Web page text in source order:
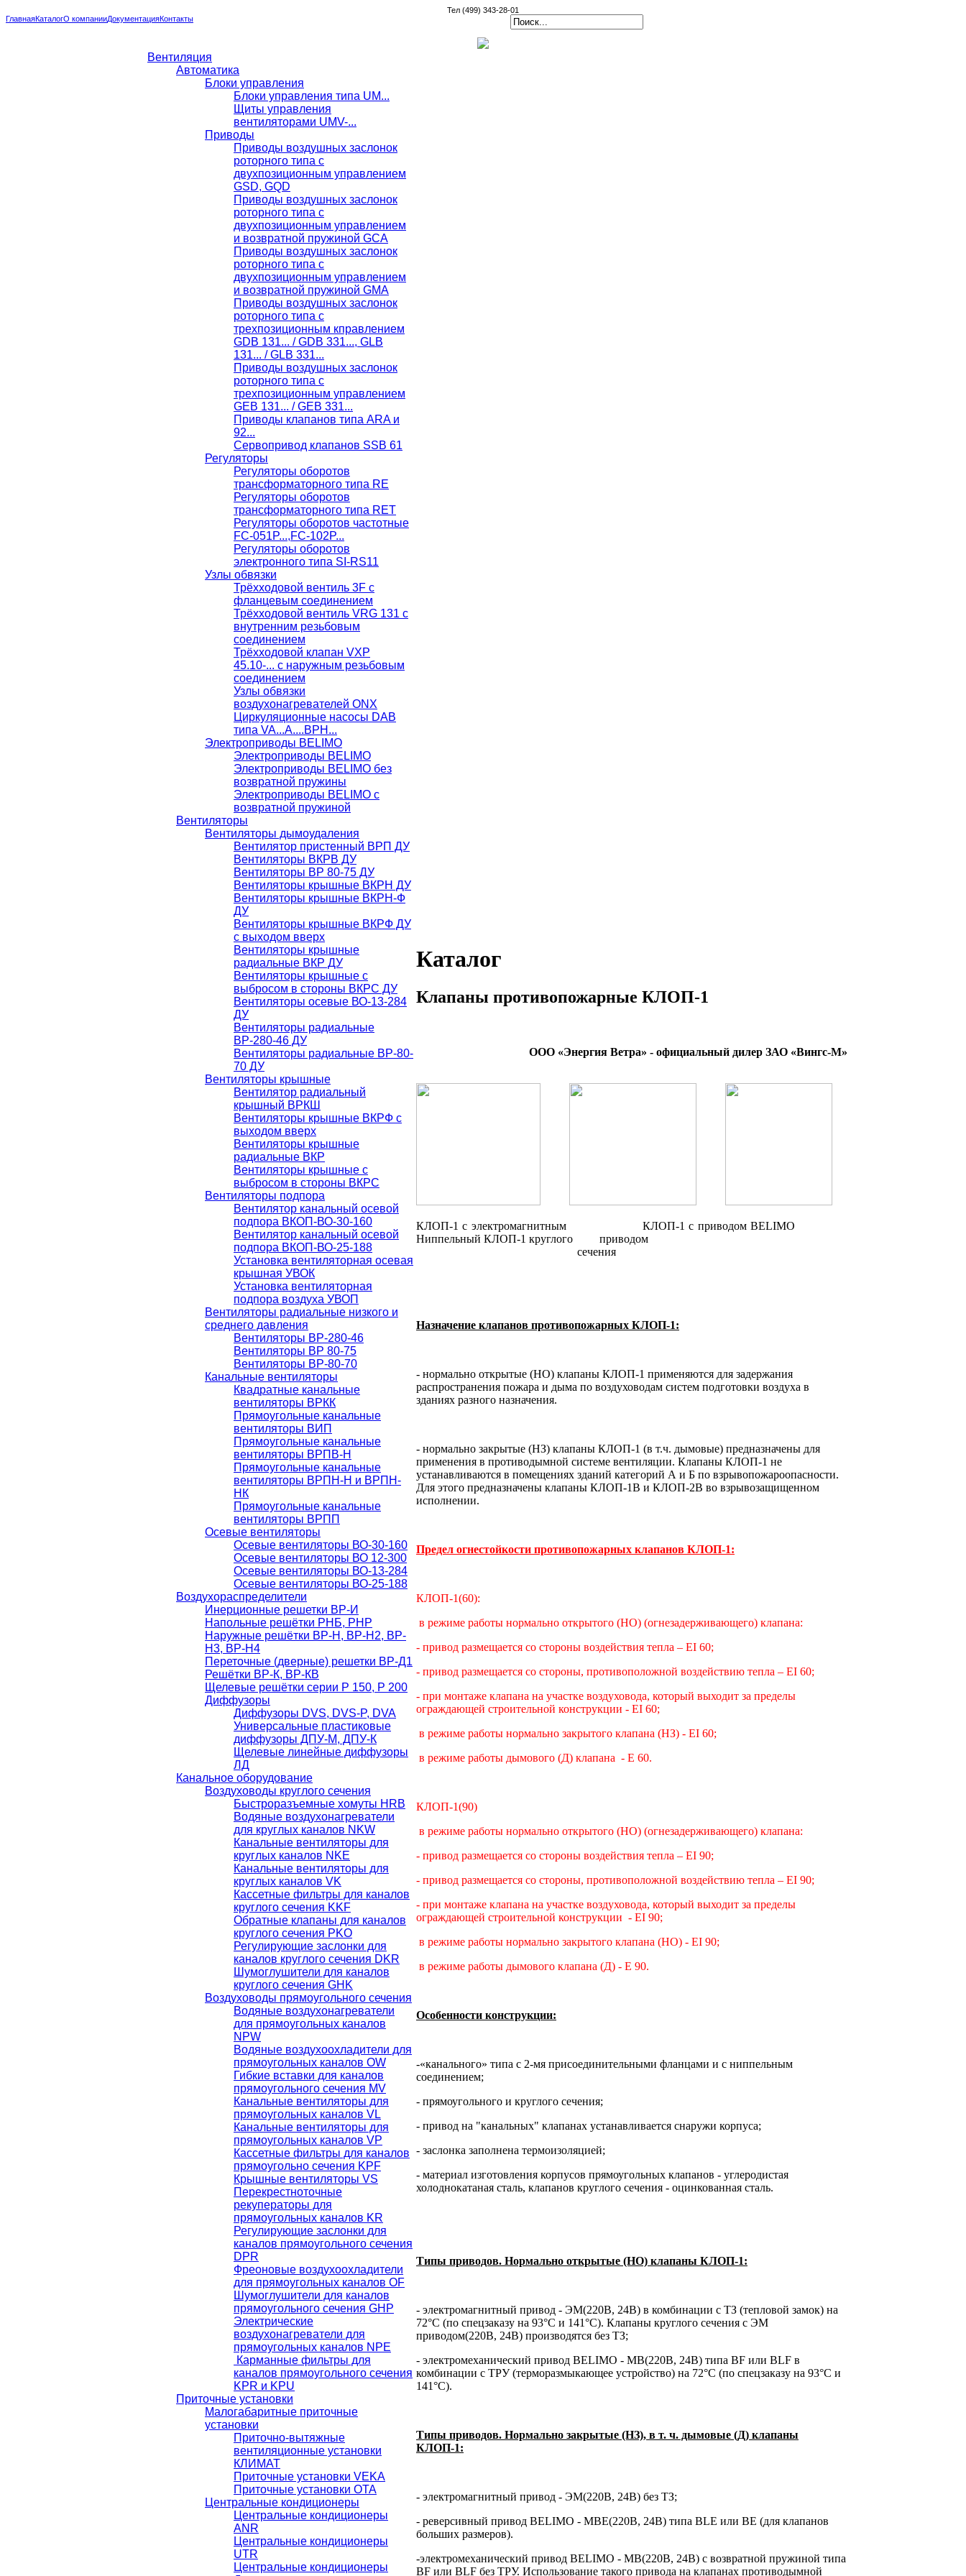
Тел (499) 343-28-01
ГлавнаяКаталогО компанииДокументацияКонтакты
Вентиляция
Автоматика
Блоки управления
Блоки управления типа UM...
Щиты управления
вентиляторами UMV-...
Приводы
Приводы воздушных заслонок
роторного типа с
двухпозиционным управлением
GSD, GQD
Приводы воздушных заслонок
роторного типа с
двухпозиционным управлением
и возвратной пружиной GCA
Приводы воздушных заслонок
роторного типа с
двухпозиционным управлением
и возвратной пружиной GMA
Приводы воздушных заслонок
роторного типа с
трехпозиционным кправлением
GDB 131... / GDB 331..., GLB
131... / GLB 331...
Приводы воздушных заслонок
роторного типа с
трехпозиционным управлением
GEB 131... / GEB 331...
Приводы клапанов типа ARA и
92...
Сервопривод клапанов SSB 61
Регуляторы
Регуляторы оборотов
трансформаторного типа RE
Регуляторы оборотов
трансформаторного типа RET
Регуляторы оборотов частотные
FC-051P...,FC-102P...
Регуляторы оборотов
электронного типа SI-RS11
Узлы обвязки
Трёхходовой вентиль 3F с
фланцевым соединением
Трёхходовой вентиль VRG 131 с
внутренним резьбовым
соединением
Трёхходовой клапан VXP
45.10-... с наружным резьбовым
соединением
Узлы обвязки
воздухонагревателей ONX
Циркуляционные насосы DAB
типа VA...A....BPH...
Электроприводы BELIMO
Электроприводы BELIMO
Электроприводы BELIMO без
возвратной пружины
Электроприводы BELIMO с
возвратной пружиной
Вентиляторы
Вентиляторы дымоудаления
Вентилятор пристенный ВРП ДУ
Вентиляторы ВКРВ ДУ
Вентиляторы ВР 80-75 ДУ
Вентиляторы крышные ВКРН ДУ
Вентиляторы крышные ВКРН-Ф
ДУ
Вентиляторы крышные ВКРФ ДУ
с выходом вверх
Вентиляторы крышные
радиальные ВКР ДУ
Вентиляторы крышные с
выбросом в стороны ВКРС ДУ
Вентиляторы осевые ВО-13-284
ДУ
Вентиляторы радиальные
ВР-280-46 ДУ
Вентиляторы радиальные ВР-80-
70 ДУ
Вентиляторы крышные
Вентилятор радиальный
крышный ВРКШ
Вентиляторы крышные ВКРФ с
выходом вверх
Вентиляторы крышные
радиальные ВКР
Вентиляторы крышные с
выбросом в стороны ВКРС
Вентиляторы подпора
Вентилятор канальный осевой
подпора ВКОП-ВО-30-160
Вентилятор канальный осевой
подпора ВКОП-ВО-25-188
Установка вентиляторная осевая
крышная УВОК
Установка вентиляторная
подпора воздуха УВОП
Вентиляторы радиальные низкого и
среднего давления
Вентиляторы ВР-280-46
Вентиляторы ВР 80-75
Вентиляторы ВР-80-70
Канальные вентиляторы
Квадратные канальные
вентиляторы ВРКК
Прямоугольные канальные
вентиляторы ВИП
Прямоугольные канальные
вентиляторы ВРПВ-Н
Прямоугольные канальные
вентиляторы ВРПН-Н и ВРПН-
НК
Прямоугольные канальные
вентиляторы ВРПП
Осевые вентиляторы
Осевые вентиляторы ВО-30-160
Осевые вентиляторы ВО 12-300
Осевые вентиляторы ВО-13-284
Осевые вентиляторы ВО-25-188
Воздухораспределители
Инерционные решетки ВР-И
Напольные решётки РНБ, РНР
Наружные решётки ВР-Н, ВР-Н2, ВР-
Н3, ВР-Н4
Переточные (дверные) решетки ВР-Д1
Решётки ВР-К, ВР-КВ
Щелевые решётки серии Р 150, Р 200
Диффузоры
Диффузоры DVS, DVS-P, DVA
Универсальные пластиковые
диффузоры ДПУ-М, ДПУ-К
Щелевые линейные диффузоры
ЛД
Канальное оборудование
Воздуховоды круглого сечения
Быстроразъемные хомуты HRB
Водяные воздухонагреватели
для круглых каналов NKW
Канальные вентиляторы для
круглых каналов NKE
Канальные вентиляторы для
круглых каналов VK
Кассетные фильтры для каналов
круглого сечения KKF
Обратные клапаны для каналов
круглого сечения PKO
Регулирующие заслонки для
каналов круглого сечения DKR
Шумоглушители для каналов
круглого сечения GHK
Воздуховоды прямоугольного сечения
Водяные воздухонагреватели
для прямоугольных каналов
NPW
Водяные воздухоохладители для
прямоугольных каналов OW
Гибкие вставки для каналов
прямоугольного сечения MV
Канальные вентиляторы для
прямоугольных каналов VL
Канальные вентиляторы для
прямоугольных каналов VP
Кассетные фильтры для каналов
прямоугольно сечения KPF
Крышные вентиляторы VS
Перекрестноточные
рекуператоры для
прямоугольных каналов KR
Регулирующие заслонки для
каналов прямоугольного сечения
DРR
Фреоновые воздухоохладители
для прямоугольных каналов OF
Шумоглушители для каналов
прямоугольного сечения GHР
Электрические
воздухонагреватели для
прямоугольных каналов NPE
Карманные фильтры для
каналов прямоугольного сечения
KPR и KPU
Приточные установки
Малогабаритные приточные
установки
Приточно-вытяжные
вентиляционные установки
КЛИМАТ
Приточные установки VEKA
Приточные установки ОТА
Центральные кондиционеры
Центральные кондиционеры
ANR
Центральные кондиционеры
UTR
Центральные кондиционеры
Каталог
Клапаны противопожарные КЛОП-1
ООО «Энергия Ветра» - официальный дилер ЗАО «Вингс-М»
КЛОП-1 с электромагнитным КЛОП-1 с приводом BELIMO
Ниппельный КЛОП-1 круглого приводом
сечения
Назначение клапанов противопожарных КЛОП-1:
- нормально открытые (НО) клапаны КЛОП-1 применяются для задержания
распространения пожара и дыма по воздуховодам систем подготовки воздуха в
зданиях разного назначения.
- нормально закрытые (НЗ) клапаны КЛОП-1 (в т.ч. дымовые) предназначены для
применения в противодымной системе вентиляции. Клапаны КЛОП-1 не
устанавливаются в помещениях зданий категорий А и Б по взрывопожароопасности.
Для этого предназначены клапаны КЛОП-1В и КЛОП-2В во взрывозащищенном
исполнении.
Предел огнестойкости противопожарных клапанов КЛОП-1:
КЛОП-1(60):
в режиме работы нормально открытого (НО) (огнезадерживающего) клапана:
- привод размещается со стороны воздействия тепла – EI 60;
- привод размещается со стороны, противоположной воздействию тепла – EI 60;
- при монтаже клапана на участке воздуховода, который выходит за пределы
ограждающей строительной конструкции - EI 60;
в режиме работы нормально закрытого клапана (НЗ) - EI 60;
в режиме работы дымового (Д) клапана - E 60.
КЛОП-1(90)
в режиме работы нормально открытого (НО) (огнезадерживающего) клапана:
- привод размещается со стороны воздействия тепла – EI 90;
- привод размещается со стороны, противоположной воздействию тепла – EI 90;
- при монтаже клапана на участке воздуховода, который выходит за пределы
ограждающей строительной конструкции - EI 90;
в режиме работы нормально закрытого клапана (НО) - EI 90;
в режиме работы дымового клапана (Д) - E 90.
Особенности конструкции:
-«канального» типа с 2-мя присоединительными фланцами и с ниппельным
соединением;
- прямоугольного и круглого сечения;
- привод на "канальных" клапанах устанавливается снаружи корпуса;
- заслонка заполнена термоизоляцией;
- материал изготовления корпусов прямоугольных клапанов - углеродистая
холоднокатаная сталь, клапанов круглого сечения - оцинкованная сталь.
Типы приводов. Нормально открытые (НО) клапаны КЛОП-1:
- электромагнитный привод - ЭМ(220В, 24В) в комбинации с ТЗ (тепловой замок) на
72°С (по спецзаказу на 93°С и 141°С). Клапаны круглого сечения с ЭМ
приводом(220В, 24В) производятся без ТЗ;
- электромеханический привод BELIMO - МВ(220В, 24В) типа BF или BLF в
комбинации с ТРУ (терморазмыкающее устройство) на 72°С (по спецзаказу на 93°С и
141°С).
Типы приводов. Нормально закрытые (НЗ), в т. ч. дымовые (Д) клапаны
КЛОП-1:
- электромагнитный привод - ЭМ(220В, 24В) без ТЗ;
- реверсивный привод BELIMO - МВЕ(220В, 24В) типа BLE или BE (для клапанов
больших размеров).
-электромеханический привод BELIMO - МВ(220В, 24В) с возвратной пружиной типа
BF или BLF без ТРУ. Использование такого привода на клапанах противодымной